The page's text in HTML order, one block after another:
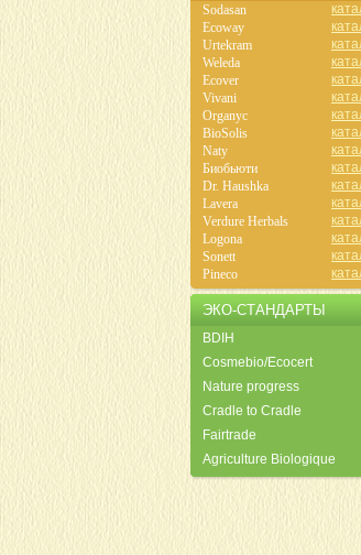
Sodasan
Ecoway
Urtekram
Weleda
Ecover
Vivani
Organyc
BioSolis
Naty
Биобьюти
Dr. Haushka
Lavera
Verdure Herbals
Logona
Sonett
Pineco
ЭКО-СТАНДАРТЫ
BDIH
Cosmebio/Ecocert
Nature progress
Cradle to Cradle
Fairtrade
Agriculture Biologique